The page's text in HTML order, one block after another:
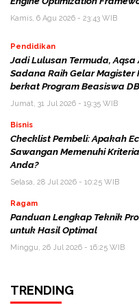
Kamis, 6 Agu 2026 - 23:43 WIB
Pendidikan
Jadi Lulusan Termuda, Aqsa
Sadana Raih Gelar Magister
berkat Program Beasiswa
Jumat, 31 Jul 2026 - 19:35 WIB
Bisnis
Checklist Pembeli: Apakah
Sawangan Memenuhi
Anda?
Selasa, 28 Jul 2026 - 10:25 WIB
Ragam
Panduan Lengkap Teknik
untuk Hasil Optimal
Minggu, 26 Jul 2026 - 16:25 WIB
TRENDING